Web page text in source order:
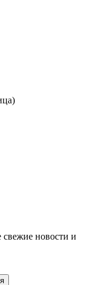
новости и